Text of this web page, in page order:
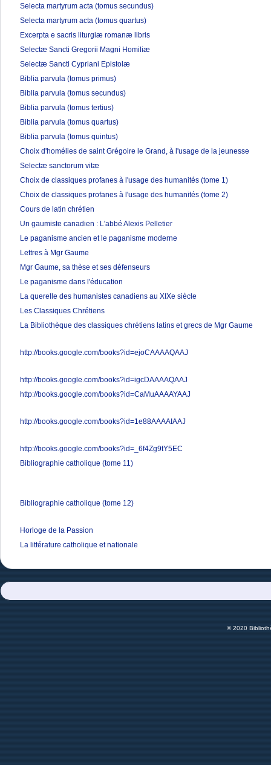
Selecta martyrum acta (tomus secundus)
Selecta martyrum acta (tomus quartus)
Excerpta e sacris liturgiæ romanæ libris
Selectæ Sancti Gregorii Magni Homiliæ
Selectæ Sancti Cypriani Epistolæ
Biblia parvula (tomus primus)
Biblia parvula (tomus secundus)
Biblia parvula (tomus tertius)
Biblia parvula (tomus quartus)
Biblia parvula (tomus quintus)
Choix d'homélies de saint Grégoire le Grand, à l'usage de la jeunesse
Selectæ sanctorum vitæ
Choix de classiques profanes à l'usage des humanités (tome 1)
Choix de classiques profanes à l'usage des humanités (tome 2)
Cours de latin chrétien
Un gaumiste canadien : L'abbé Alexis Pelletier
Le paganisme ancien et le paganisme moderne
Lettres à Mgr Gaume
Mgr Gaume, sa thèse et ses défenseurs
Le paganisme dans l'éducation
La querelle des humanistes canadiens au XIXe siècle
Les Classiques Chrétiens
La Bibliothèque des classiques chrétiens latins et grecs de Mgr Gaume
http://books.google.com/books?id=ejoCAAAAQAAJ
http://books.google.com/books?id=igcDAAAAQAAJ
http://books.google.com/books?id=CaMuAAAAYAAJ
http://books.google.com/books?id=1e88AAAAIAAJ
http://books.google.com/books?id=_6f4Zg9tY5EC
Bibliographie catholique (tome 11)
Bibliographie catholique (tome 12)
Horloge de la Passion
La littérature catholique et nationale
© 2020